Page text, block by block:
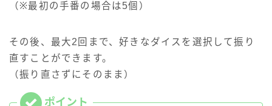
（※最初の手番の場合は5個）
その後、最大2回まで、好きなダイスを選択して振り
直すことができます。
（振り直さずにそのまま）